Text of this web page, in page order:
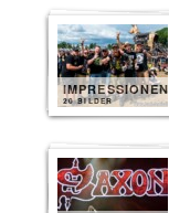
IMPRESSIONEN
20 BILDER